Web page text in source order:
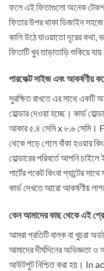
ফলে এই ফিতাগুলো অনেক টেকশই
ফিতার উপর থাকা ডিজাইন
কালি উঠে যাওয়াতো দূরের
ফিতাটি খুব তাড়াতাড়ি শুকিয়ে
পারফেক্ট সাইজ এবং আকর্ষণীয়
সুরক্ষিত রাখতে এর সাথে একটি
হোল্ডার দেওয়া হচ্ছে। কার্ড
আকার ৫.৪ সেমি x ৮.৬ সেমি।
থেকে পড়ে গেলে বাঁকা হওয়ার
হোল্ডারের পরিবর্তে আপনি
শার্টের পকেট কিংবা প্যান্টের
কার্ড দেখতে আরো আকর্ষণীয়
কেন আমাদের কাছ থেকে এই
আমরা প্রতিটি বাল্ক বা খুচরা
আমাদের দীর্ঘদিনের অভিজ্ঞতা
আউটপুট নিশ্চিত করা হয়। In